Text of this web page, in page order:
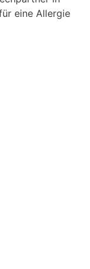
eine Allergie